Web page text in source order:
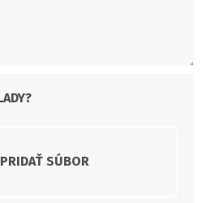
PRIDAŤ SÚBOR